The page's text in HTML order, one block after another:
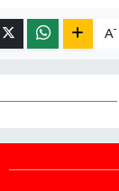
A-